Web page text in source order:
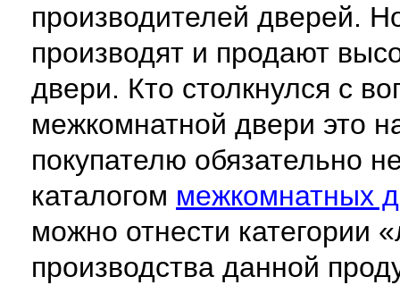
производителей дверей.
производят и продают
двери. Кто столкнулся с
межкомнатной двери это
покупателю обязательно
каталогом межкомнатных
можно отнести категории
производства данной